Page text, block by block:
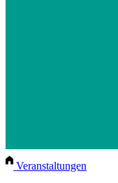
Veranstaltungen